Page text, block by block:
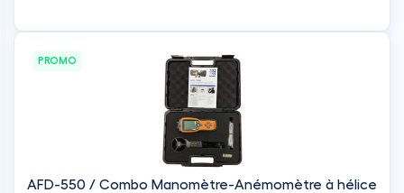
PROMO
AFD-550 / Combo Manomètre-Anémomètre à hélice